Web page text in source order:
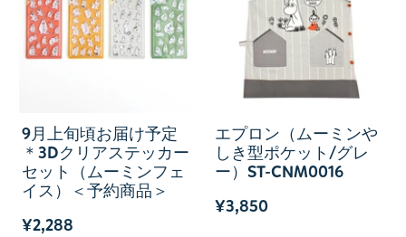
9月上旬頃お届け予定
＊3Dクリアステッカー
セット（ムーミンフェ
イス）＜予約商品＞
¥2,288
エプロン（ムーミンや
しき型ポケット/グレ
ー）ST-CNM0016
¥3,850